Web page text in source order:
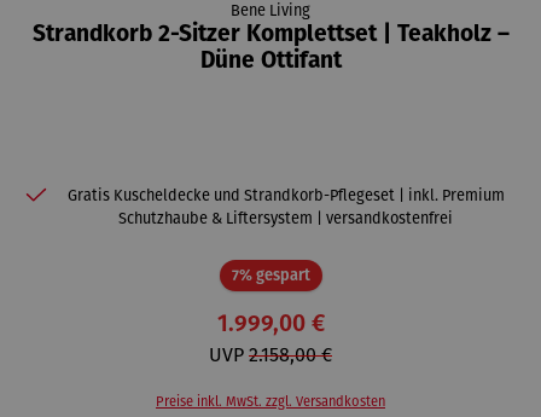
Bene Living
Strandkorb 2-Sitzer Komplettset | Teakholz –
Düne Ottifant
Gratis Kuscheldecke und Strandkorb-Pflegeset | inkl. Premium
Schutzhaube & Liftersystem | versandkostenfrei
7% gespartRabatt
1.999,00 €
UVP 2.158,00 €
Preise inkl. MwSt. zzgl. Versandkosten